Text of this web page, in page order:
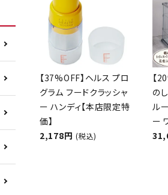
【37%OFF】ヘルス プロ
グラム フードクラッシャ
ー ハンディ【本店限定特
価】
2,178円 (税込)
【
の
ル
ー